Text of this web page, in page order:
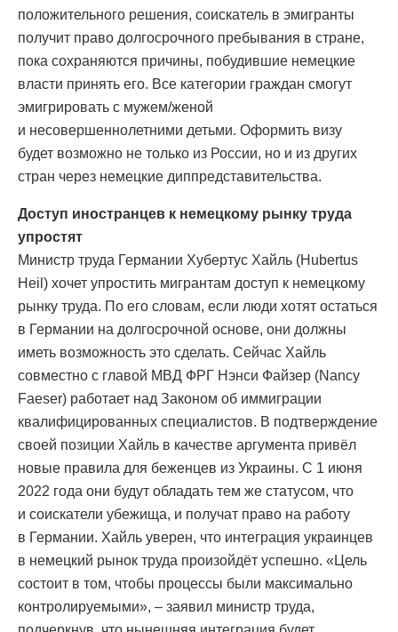
положительного решения, соискатель в эмигранты
получит право долгосрочного пребывания в стране,
пока сохраняются причины, побудившие немецкие
власти принять его. Все категории граждан смогут
эмигрировать с мужем/женой
и несовершеннолетними детьми. Оформить визу
будет возможно не только из России, но и из других
стран через немецкие диппредставительства.
Доступ иностранцев к немецкому рынку труда
упростят
Министр труда Германии Хубертус Хайль (Hubertus
Heil) хочет упростить мигрантам доступ к немецкому
рынку труда. По его словам, если люди хотят остаться
в Германии на долгосрочной основе, они должны
иметь возможность это сделать. Сейчас Хайль
совместно с главой МВД ФРГ Нэнси Файзер (Nancy
Faeser) работает над Законом об иммиграции
квалифицированных специалистов. В подтверждение
своей позиции Хайль в качестве аргумента привёл
новые правила для беженцев из Украины. С 1 июня
2022 года они будут обладать тем же статусом, что
и соискатели убежища, и получат право на работу
в Германии. Хайль уверен, что интеграция украинцев
в немецкий рынок труда произойдёт успешно. «Цель
состоит в том, чтобы процессы были максимально
контролируемыми», – заявил министр труда,